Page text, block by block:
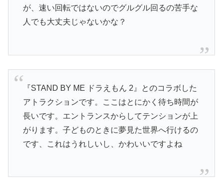
が、速い回転ではないのでグルグル回るの苦手な
人でも大丈夫じゃないかな？
『STAND BY ME ドラえもん 2』とのコラボした
アトラクションです。ここはとにかく待ち時間が
長いです。エントランスからしてテンションが上
がります。子どものときに夢見た世界へ行けるの
です、これはうれしいし、かわいいですよね